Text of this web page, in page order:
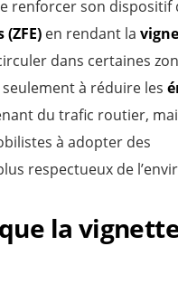
renforcer son dispositif
en rendant la
dans certaines
à réduire les
du trafic routier,
à adopter des
respectueux de
que la